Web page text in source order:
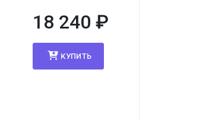
18 240 ₽
КУПИТЬ